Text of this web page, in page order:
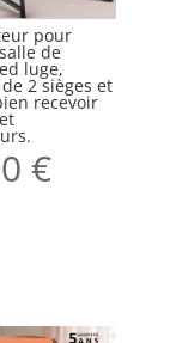
pour
de
luge,
2 sièges et
recevoir
€